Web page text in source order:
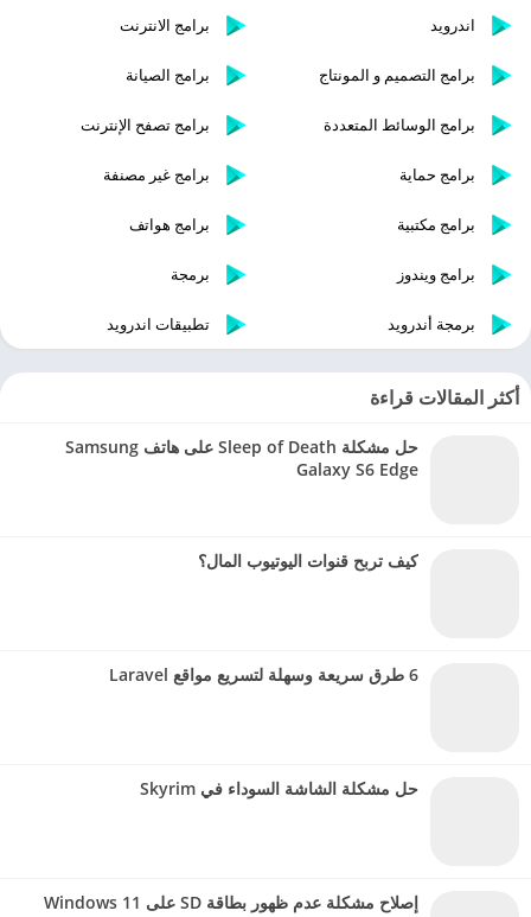
اندرويد برامج الانترنت
برامج التصميم و المونتاج برامج الصيانة
برامج الوسائط المتعددة برامج تصفح الإنترنت
برامج حماية برامج غير مصنفة
برامج مكتبية برامج هواتف
برامج ويندوز برمجة
برمجة أندرويد تطبيقات اندرويد
أكثر المقالات قراءة
حل مشكلة Sleep of Death على هاتف Samsung
Galaxy S6 Edge
كيف تربح قنوات اليوتيوب المال؟
6 طرق سريعة وسهلة لتسريع مواقع Laravel
حل مشكلة الشاشة السوداء في Skyrim
إصلاح مشكلة عدم ظهور بطاقة SD على Windows 11